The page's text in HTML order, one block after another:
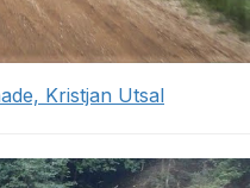
Kristjan Utsal